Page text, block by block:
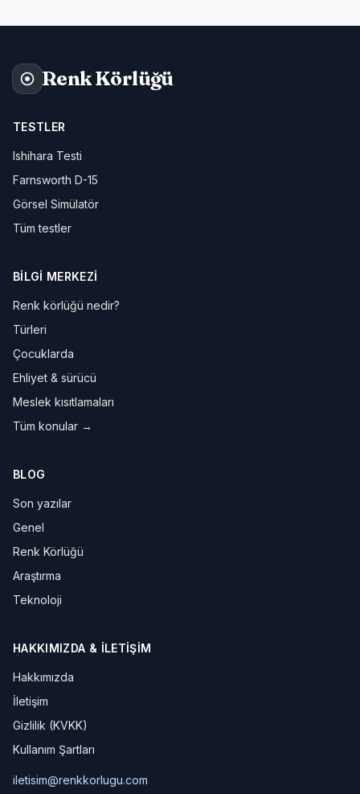
Renk Körlüğü
TESTLER
Ishihara Testi
Farnsworth D-15
Görsel Simülatör
Tüm testler
BILGI MERKEZI
Renk körlüğü nedir?
Türleri
Çocuklarda
Ehliyet & sürücü
Meslek kısıtlamaları
Tüm konular →
BLOG
Son yazılar
Genel
Renk Körlüğü
Araştırma
Teknoloji
HAKKIMIZDA & İLETIŞIM
Hakkımızda
İletişim
Gizlilik (KVKK)
Kullanım Şartları
iletisim@renkkorlugu.com